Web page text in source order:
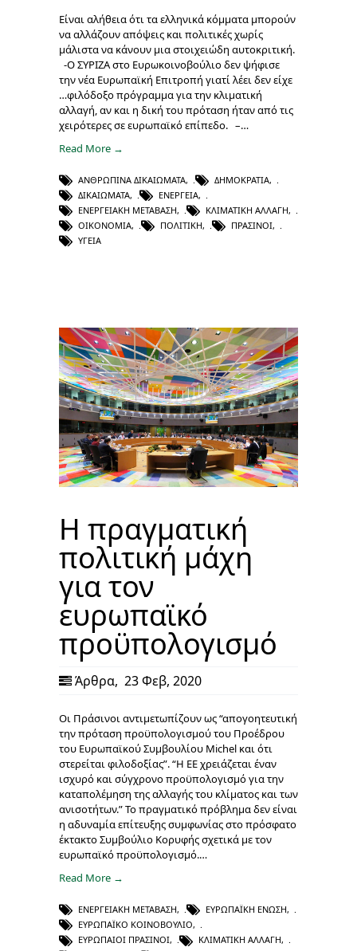
Είναι αλήθεια ότι τα ελληνικά κόμματα μπορούν
να αλλάζουν απόψεις και πολιτικές χωρίς
μάλιστα να κάνουν μια στοιχειώδη αυτοκριτική.
-Ο ΣΥΡΙΖΑ στο Ευρωκοινοβούλιο δεν ψήφισε
την νέα Ευρωπαϊκή Επιτροπή γιατί λέει δεν είχε
…φιλόδοξο πρόγραμμα για την κλιματική
αλλαγή, αν και η δική του πρόταση ήταν από τις
χειρότερες σε ευρωπαϊκό επίπεδο. –…
Read More →
ΑΝΘΡΏΠΙΝΑ ΔΙΚΑΙΏΜΑΤΑ, ΔΗΜΟΚΡΑΤΊΑ,
ΔΙΚΑΙΏΜΑΤΑ, ΕΝΈΡΓΕΙΑ,
ΕΝΕΡΓΕΙΑΚΉ ΜΕΤΆΒΑΣΗ, ΚΛΙΜΑΤΙΚΉ ΑΛΛΑΓΉ,
ΟΙΚΟΝΟΜΊΑ, ΠΟΛΙΤΙΚΉ, ΠΡΆΣΙΝΟΙ,
ΥΓΕΊΑ
Η πραγματική
πολιτική μάχη
για τον
ευρωπαϊκό
προϋπολογισμό
Άρθρα, 23 Φεβ, 2020
Οι Πράσινοι αντιμετωπίζουν ως “απογοητευτική
την πρόταση προϋπολογισμού του Προέδρου
του Ευρωπαϊκού Συμβουλίου Michel και ότι
στερείται φιλοδοξίας”. “Η ΕΕ χρειάζεται έναν
ισχυρό και σύγχρονο προϋπολογισμό για την
καταπολέμηση της αλλαγής του κλίματος και των
ανισοτήτων.” Το πραγματικό πρόβλημα δεν είναι
η αδυναμία επίτευξης συμφωνίας στο πρόσφατο
έκτακτο Συμβούλιο Κορυφής σχετικά με τον
ευρωπαϊκό προϋπολογισμό.…
Read More →
ΕΝΕΡΓΕΙΑΚΉ ΜΕΤΆΒΑΣΗ, ΕΥΡΩΠΑΪΚΉ ΈΝΩΣΗ,
ΕΥΡΩΠΑΪΚΌ ΚΟΙΝΟΒΟΎΛΙΟ,
ΕΥΡΩΠΑΊΟΙ ΠΡΆΣΙΝΟΙ, ΚΛΙΜΑΤΙΚΉ ΑΛΛΑΓΉ,